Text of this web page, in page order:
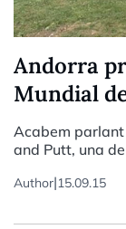
Andorra
Mundial
Acabem
and Putt, una
Author|15.09.15